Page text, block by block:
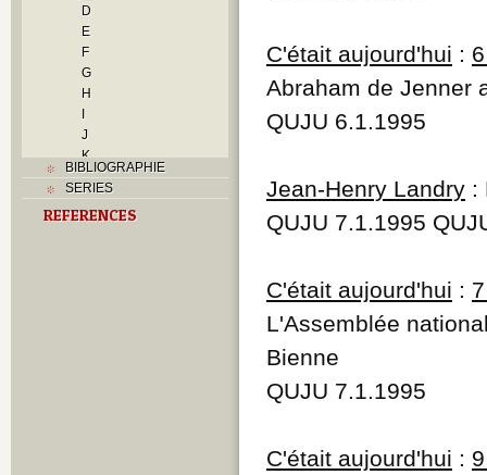
D
E
F
G
H
I
J
K
L
M
BIBLIOGRAPHIE
SERIES
REFERENCES
C'était aujourd'hui :
Abraham de Jenner
QUJU 6.1.1995
Jean-Henry Landry :
QUJU 7.1.1995
C'était aujourd'hui :
L'Assemblée
Bienne
QUJU 7.1.1995
C'était aujourd'hui :